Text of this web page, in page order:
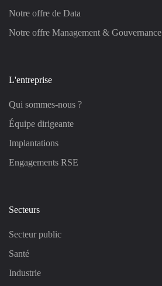
Notre offre de Data
Notre offre Management & Gouvernance
L'entreprise
Qui sommes-nous ?
Équipe dirigeante
Implantations
Engagements RSE
Secteurs
Secteur public
Santé
Industrie